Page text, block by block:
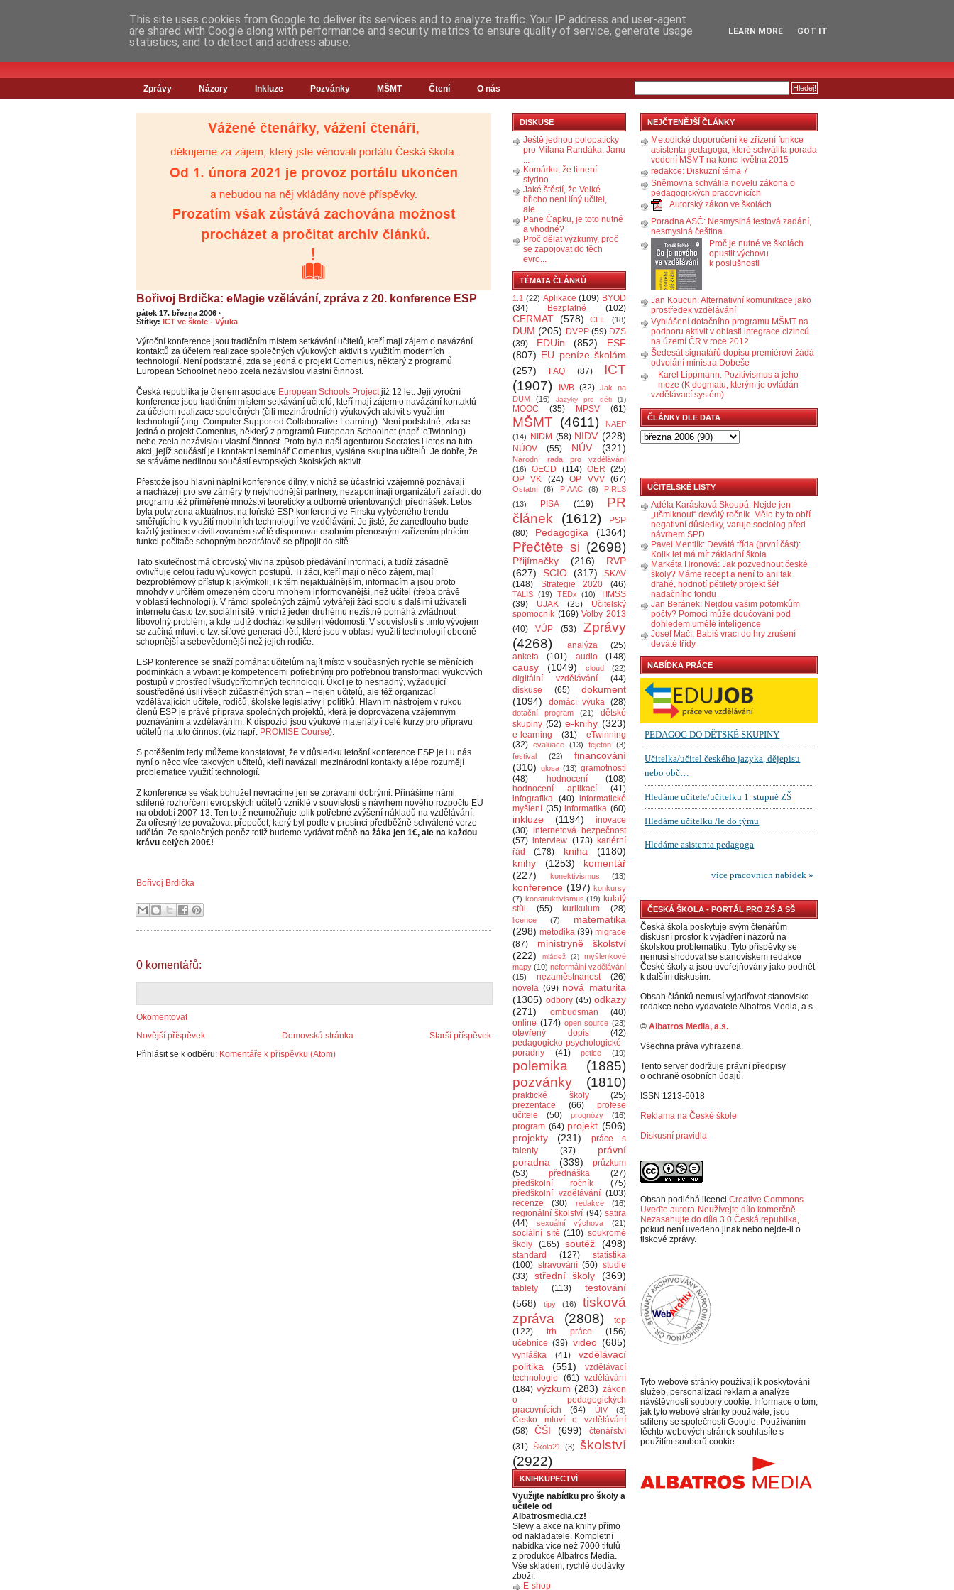
Zprávy Názory Inkluze Pozvánky MŠMT Čtení O nás
Bořivoj Brdička: eMagie vzělávání, zpráva z 20. konference ESP
pátek 17. března 2006 ·
Štítky: ICT ve škole - Výuka
Výroční konference jsou tradičním místem setkávání učitelů, kteří mají zájem o navázání
kontaktů za účelem realizace společných výukových aktivit s využitím moderních
technologií. Není podstatné, zda se jedná o projekt Comenius, některý z programů
European Schoolnet nebo zcela nezávislou vlastní činnost.
Česká republika je členem asociace European Schools Projectjiž 12 let. Její výroční
konference jsou tradičním místem setkávání učitelů, kteří mají zájem o navázání kontaktů
za účelem realizace společných (čili mezinárodních) výukových aktivit s využitím
technologií (ang. Computer Supported Collaborative Learning). Není podstatné, zda se
jedná o projekt Comenius, některý z programů European Schoolnet (např. eTwinning)
nebo zcela nezávislou vlastní činnost. Proto byla naší agenturou Socrates i letos na tuto
akci, jejíž součástí je i kontaktní seminář Comenius, vyslána skupina učitelů. Je dobře, že
se stáváme nedílnou součástí evropských školských aktivit.
Přestože jsou hlavní náplní konference dílny, v nichž se účastníci vzájemně poznávají
a nacházejí pro své záměry ty nejvhodnější partnery, nezapomínají organizátoři zařadit do
programu též přiměřené množství teoreticky a odborně orientovaných přednášek. Letos
byla potvrzena aktuálnost na loňské ESP konferenci ve Finsku vytyčeného trendu
směřujícího k využití mobilních technologií ve vzdělávání. Je jisté, že zanedlouho bude
každý jedinec v civilizovaném světě disponovat osobním přenosným zařízením plnícím
funkci počítače schopným bezdrátově se připojit do sítě.
Tato skutečnost má obrovský vliv na způsob předávání informací, a tudíž zásadně
ovlivňuje celou řadu výukových postupů. Ti žáci, kteří mají o něco zájem, mají
bezproblémový přístup k jakýmkoli, i k těm nejaktuálnějším, informacím a jsou proto
mnohdy v určitém omezeném oboru mnohem informovanější, než učitel (třeba právě
v oblasti technologií). V rámci společných zájmů vytvářejí žáci spolu s dalšími uživateli
internetu často tzv. sociální sítě, v nichž jeden druhému nezištně pomáhá zvládnout
libovolný problém, a kde tudíž dochází ke sdílení vědomostí. V souvislosti s tímto vývojem
se začíná mluvit o tzv. síťové generaci dětí, které jsou v oblasti využití technologií obecně
schopnější a sebevědomější než jejich rodiče.
ESP konference se snaží pomáhat učitelům najít místo v současných rychle se měnících
podmínkách a vybavit je kompetencemi potřebnými pro potřebnou transformaci výukových
postupů v prostředí všudypřítomných technologií. Úkol je to nesnadný, vyžadující
soustředěné úsilí všech zúčastněných stran – nejen učitelů, ale též organizací
vzdělávajících učitele, rodičů, školské legislativy i politiků. Hlavním nástrojem v rukou
členů ESP je právě příprava společných projektů, která je doprovázena vzájemným
poznáváním a vzděláváním. K dispozici jsou výukové materiály i celé kurzy pro přípravu
učitelů na tuto činnost (viz např. PROMISE Course).
S potěšením tedy můžeme konstatovat, že v důsledku letošní konference ESP je i u nás
nyní o něco více takových učitelů, kteří navázali mezinárodní kontakty a lépe rozumějí
problematice využití technologií.
Z konference se však bohužel nevracíme jen se zprávami dobrými. Přinášíme námi
sdílené rozhořčení evropských učitelů vzniklé v souvislosti s návrhem nového rozpočtu EU
na období 2007‑13. Ten totiž neumožňuje tolik potřebné zvýšení nákladů na vzdělávání.
Za otřesný lze považovat přepočet, který byl podle v prosinci předběžně schválené verze
udělán. Ze společných peněz totiž budeme vydávat ročně na žáka jen 1€, ale na každou
krávu celých 200€!
Bořivoj Brdička
0 komentářů:
Okomentovat
Novější příspěvek
Starší příspěvek
Domovská stránka
Přihlásit se k odběru: Komentáře k příspěvku (Atom)
DISKUSE
Ještě jednou polopaticky
pro Milana Randáka, Janu
...
Komárku, že ti není
stydno....
Jaké štěstí, že Velké
břicho není líný učitel,
ale...
Pane Čapku, je toto nutné
a vhodné?
Proč dělat výzkumy, proč
se zapojovat do těch
evro...
TÉMATA ČLÁNKŮ
1:1 (22) Aplikace (109) BYOD
(34)
Bezplatně (102)
CERMAT (578) CLIL (18)
DUM (205) DVPP (59) DZS
(39)
EDUin (852)
ESF
(807) EU peníze školám
(257)
FAQ (87)
ICT
(1907)
IWB (32) Jak na
DUM
(16) Jazyky pro děti (1)
MOOC (35) MPSV (61)
MŠMT (4611)
NAEP
(14)
NIDM (58) NIDV (228)
NÚOV (55) NÚV (321)
Národní rada pro vzdělávání
(16)
OECD (114) OER (25)
OP VK
(24) OP VVV (67)
Ostatní (6) PIAAC (8)
PIRLS
(13)
PISA (119)
PR
článek
(1612)
PSP
(80)
Pedagogika (1364)
Přečtěte si (2698)
Přijímačky (216)
RVP
(627)
SCIO (317)
SKAV
(148)
Strategie 2020 (46)
TALIS (19) TEDx (10)
TIMSS
(39)
UJAK (25)
Učitelský
spomocník (169) Volby 2013
(40)
VÚP (53)
Zprávy
(4268)
analýza
(25)
anketa
(101) audio (148)
causy (1049) cloud (22)
digitální vzdělávání
(44)
diskuse
(65)
dokument
(1094)
domácí výuka (28)
dotační program (21)
dětské
skupiny (52) e-knihy (323)
e-learning (31)
eTwinning
(32) evaluace (13) fejeton (3)
festival
(22)
financování
(310) glosa (13) gramotnosti
(48)
hodnocení
(108)
hodnocení aplikací
(41)
infografika (40) informatické
myšlení (35) informatika (60)
inkluze (1194)
inovace
(30) internetová bezpečnost
(57) interview (173) kariérní
řád
(178) kniha
(1180)
knihy
(1253)
komentář
(227)
konektivismus (13)
konference (197) konkursy
(7) konstruktivismus (19) kulatý
stůl
(55) kurikulum (28)
licence (7)
matematika
(298) metodika (39) migrace
(87)
ministryně školství
(222)
mládež (2)
myšlenkové
mapy (10) neformální vzdělávání
(15)
nezaměstnanost
(26)
novela (69) nová maturita
(1305) odbory (45) odkazy
(271)
ombudsman
(40)
online (174) open source (23)
otevřený dopis
(42)
pedagogicko-psychologické
poradny
(41) petice (19)
polemika
(1885)
pozvánky
(1810)
praktické školy
(25)
prezentace
(66)
profese
učitele
(50) prognózy (16)
program (64) projekt (506)
projekty
(231)
práce s
talenty
(37)
právní
poradna
(339)
průzkum
(53)
přednáška
(27)
předškolní ročník
(75)
předškolní vzdělávání (103)
recenze
(30) redakce (16)
regionální školství (94) satira
(44)
sexuální výchova (21)
sociální sítě (110) soukromé
školy
(165) soutěž (498)
standard (127)
statistika
(100) stravování (50) studie
(33)
střední školy (369)
tablety (113)
testování
(568)
tipy (16)
tisková
zpráva
(2808)
top
(122)
trh práce
(156)
učebnice (39) video (685)
vyhláška (41)
vzdělávací
politika
(551)
vzdělávací
technologie
(61) vzdělávání
(184) výzkum (283) zákon
o pedagogických
pracovnících
(64) ÚIV (3)
Česko mluví o vzdělávání
(58)
ČŠI (699)
čtenářství
(31) Škola21 (3)
školství
(2922)
KNIHKUPECTVÍ
Využijte nabídku pro školy a
učitele od
Albatrosmedia.cz!
Slevy a akce na knihy přímo
od nakladatele. Kompletní
nabídka více než 7000 titulů
z produkce Albatros Media.
Vše skladem, rychlé dodávky
zboží.
E-shop
NEJČTENĚJŠÍ ČLÁNKY
Metodické doporučení ke zřízení funkce
asistenta pedagoga, které schválila porada
vedení MŠMT na konci května 2015
redakce: Diskuzní téma 7
Sněmovna schválila novelu zákona o
pedagogických pracovnících
Autorský zákon ve školách
Poradna ASČ: Nesmyslná testová zadání,
nesmyslná čeština
Proč je nutné ve školách
opustit výchovu
k poslušnosti
Jan Koucun: Alternativní komunikace jako
prostředek vzdělávání
Vyhlášení dotačního programu MŠMT na
podporu aktivit v oblasti integrace cizinců
na území ČR v roce 2012
Šedesát signatářů dopisu premiérovi žádá
odvolání ministra Dobeše
Karel Lippmann: Pozitivismus a jeho
meze (K dogmatu, kterým je ovládán
vzdělávací systém)
ČLÁNKY DLE DATA
UČITELSKÉ LISTY
Adéla Karásková Skoupá: Nejde jen
„ušmiknout“ devátý ročník. Mělo by to obří
negativní důsledky, varuje sociolog před
návrhem SPD
Pavel Mentlík: Devátá třída (první část):
Kolik let má mít základní škola
Markéta Hronová: Jak pozvednout české
školy? Máme recept a není to ani tak
drahé, hodnotí pětiletý projekt šéf
nadačního fondu
Jan Beránek: Nejdou vašim potomkům
počty? Pomoci může doučování pod
dohledem umělé inteligence
Josef Mačí: Babiš vrací do hry zrušení
deváté třídy
NABÍDKA PRÁCE
ČESKÁ ŠKOLA - PORTÁL PRO ZŠ A SŠ
Česká škola poskytuje svým čtenářům
diskusní prostor k vyjádření názorů na
školskou problematiku. Tyto příspěvky se
nemusí shodovat se stanoviskem redakce
České školy a jsou uveřejňovány jako podnět
k dalším diskusím.
Obsah článků nemusí vyjadřovat stanovisko
redakce nebo vydavatele Albatros Media, a.s.
© Albatros Media, a.s.
Všechna práva vyhrazena.
Tento server dodržuje právní předpisy
o ochraně osobních údajů.
ISSN 1213-6018
Reklama na České škole
Diskusní pravidla
Obsah podléhá licenci Creative Commons
Uveďte autora-Neužívejte dílo komerčně-
Nezasahujte do díla 3.0 Česká republika,
pokud není uvedeno jinak nebo nejde-li o
tiskové zprávy.
Tyto webové stránky používají k poskytování
služeb, personalizaci reklam a analýze
návštěvnosti soubory cookie. Informace o tom,
jak tyto webové stránky používáte, jsou
sdíleny se společností Google. Používáním
těchto webových stránek souhlasíte s
použitím souborů cookie.
This site uses cookies from Google to deliver its services and to analyze traffic. Your IP address and user-agent
are shared with Google along with performance and security metrics to ensure quality of service, generate usage
statistics, and to detect and address abuse.
LEARN MORE GOT IT